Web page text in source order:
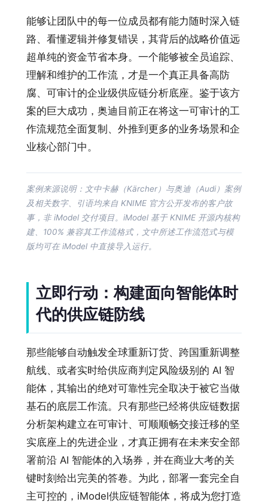
能够让团队中的每一位成员都有能力随时深入链
路、看懂逻辑并修复错误，其背后的战略价值远
超单纯的资金节省本身。一个能够被全员追踪、
理解和维护的工作流，才是一个真正具备高防
腐、可审计的企业级供应链分析底座。鉴于该方
案的巨大成功，奥迪目前正在将这一可审计的工
作流规范全面复制、外推到更多的业务场景和企
业核心部门中。
案例来源说明：文中卡赫（Kärcher）与奥迪（Audi）案例
及相关数字、引语均来自 KNIME 官方公开发布的客户故
事，非 iModel 交付项目。iModel 基于 KNIME 开源内核构
建、100% 兼容其工作流格式，文中所述工作流范式与模
版均可在 iModel 中直接导入运行。
立即行动：构建面向智能体时
代的供应链防线
那些能够自动触发全球重新订货、跨国重新调整
航线、或者实时给供应商判定风险级别的 AI 智
能体，其输出的绝对可靠性完全取决于被它当做
基石的底层工作流。只有那些已经将供应链数据
分析架构建立在可审计、可顺顺畅交接迁移的坚
实底座上的先进企业，才真正拥有在未来安全部
署前沿 AI 智能体的入场券，并在商业大考的关
键时刻给出完美的答卷。为此，部署一套完全自
主可控的，iModel供应链智能体，将成为您打造